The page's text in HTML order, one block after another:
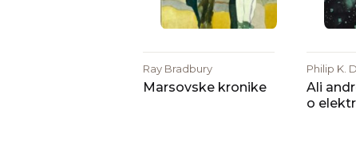
Ray Bradbury
Marsovske kronike
Philip K.
Ali
o